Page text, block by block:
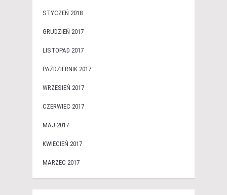
STYCZEŃ 2018
GRUDZIEŃ 2017
LISTOPAD 2017
PAŹDZIERNIK 2017
WRZESIEŃ 2017
CZERWIEC 2017
MAJ 2017
KWIECIEŃ 2017
MARZEC 2017